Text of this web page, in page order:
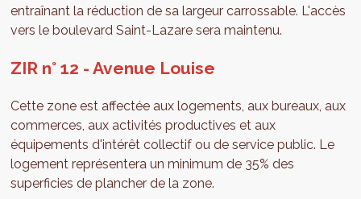
entraînant la réduction de sa largeur carrossable. L'accès
vers le boulevard Saint-Lazare sera maintenu.
ZIR n° 12 - Avenue Louise
Cette zone est affectée aux logements, aux bureaux, aux
commerces, aux activités productives et aux
équipements d'intérêt collectif ou de service public. Le
logement représentera un minimum de 35% des
superficies de plancher de la zone.